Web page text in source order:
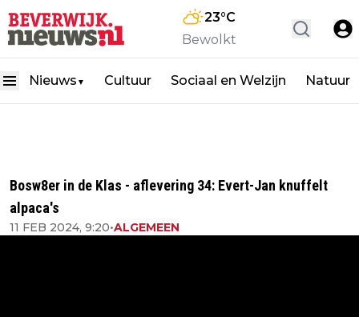
23°C
Bewolkt
Nieuws ▼ Cultuur Sociaal en Welzijn Natuur
Bosw8er in de Klas - aflevering 34: Evert-Jan knuffelt
alpaca's
11 FEB 2024, 9:20•ALGEMEEN